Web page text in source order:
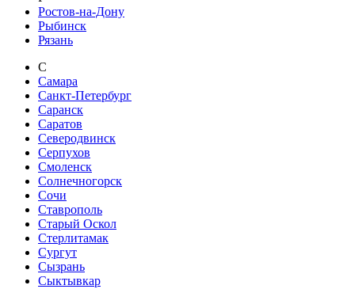
Ростов-на-Дону
Рыбинск
Рязань
С
Самара
Санкт-Петербург
Саранск
Саратов
Северодвинск
Серпухов
Смоленск
Солнечногорск
Сочи
Ставрополь
Старый Оскол
Стерлитамак
Сургут
Сызрань
Сыктывкар